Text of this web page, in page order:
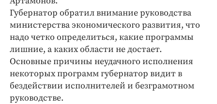
Губернатор обратил внимание руководства
министерства экономического развития, что
надо четко определиться, какие программы
лишние, а каких области не достает.
Основные причины неудачного исполнения
некоторых программ губернатор видит в
бездействии исполнителей и безграмотном
руководстве.